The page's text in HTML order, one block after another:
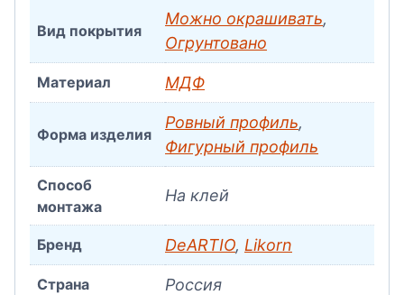
Вид покрытия
Можно окрашивать,
Огрунтовано
Материал МДФ
Форма изделия
Ровный профиль,
Фигурный профиль
Способ
монтажа
На клей
Бренд DeARTIO, Likorn
Страна Россия